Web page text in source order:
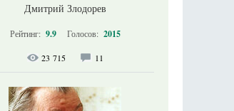
Дмитрий Злодорев
Рейтинг: 9.9 Голосов: 2015
23 715 11